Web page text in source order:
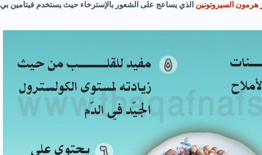
هرمون السيروتونين الذي يساعج على الشعور بالإسترخاء حيث يستخدم فيتامين بي